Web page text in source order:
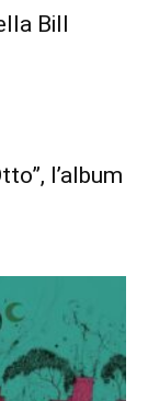
Bill
l’album